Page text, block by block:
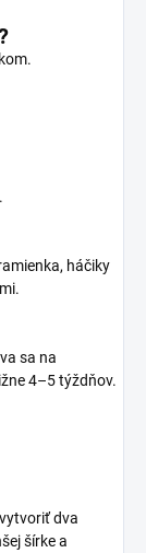
háčiky
sa na
4–5 týždňov.
dva
šírke a